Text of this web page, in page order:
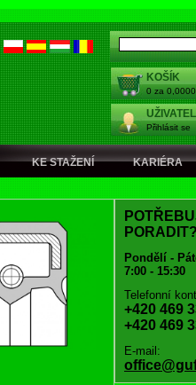
KOŠÍK
0 za
UŽIVATEL
Přihlásit se
KE STAŽENÍ KARIÉRA
PORADIT?
Pondělí -
7:00 - 15:30
Telefonní
+420 469
+420 469
E-mail: